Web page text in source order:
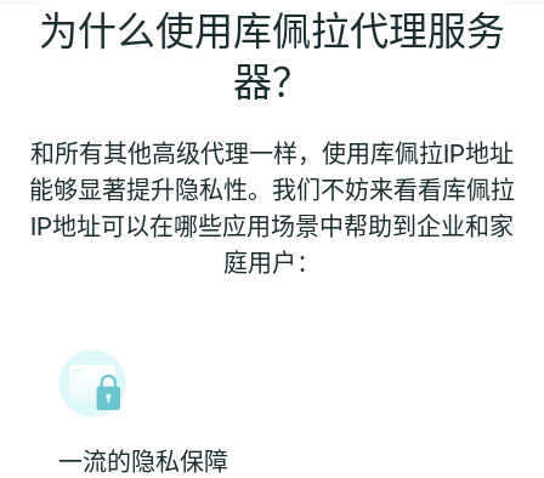
为什么使用库佩拉代理服务
器？
和所有其他高级代理一样，使用库佩拉IP地址
能够显著提升隐私性。我们不妨来看看库佩拉
IP地址可以在哪些应用场景中帮助到企业和家
庭用户：
一流的隐私保障